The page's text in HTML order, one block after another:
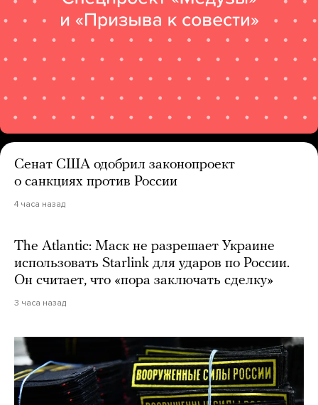
Сенат США одобрил законопроект
о санкциях против России
4 часа назад
The Atlantic: Маск не разрешает Украине
использовать Starlink для ударов по России.
Он считает, что «пора заключать сделку»
3 часа назад